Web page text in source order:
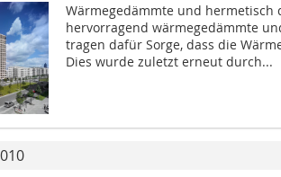
Wärmegedämmte und hermetisch
hervorragend wärmegedämmte
tragen dafür Sorge, dass die
Dies wurde zuletzt erneut durch...